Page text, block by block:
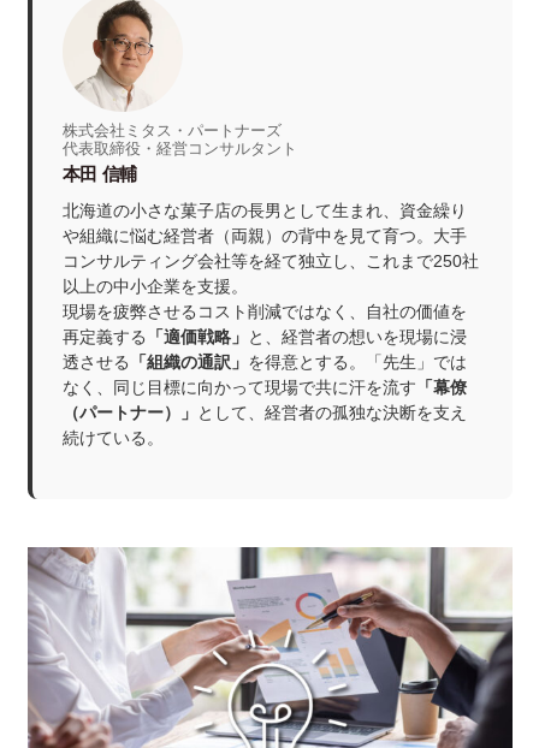
株式会社ミタス・パートナーズ
代表取締役・経営コンサルタント
本田 信輔
北海道の小さな菓子店の長男として生まれ、資金繰り
や組織に悩む経営者（両親）の背中を見て育つ。大手
コンサルティング会社等を経て独立し、これまで250社
以上の中小企業を支援。
現場を疲弊させるコスト削減ではなく、自社の価値を
再定義する 「適価戦略」 と、経営者の想いを現場に浸
透させる 「組織の通訳」 を得意とする。「先生」では
なく、同じ目標に向かって現場で共に汗を流す 「幕僚
（パートナー）」 として、経営者の孤独な決断を支え
続けている。